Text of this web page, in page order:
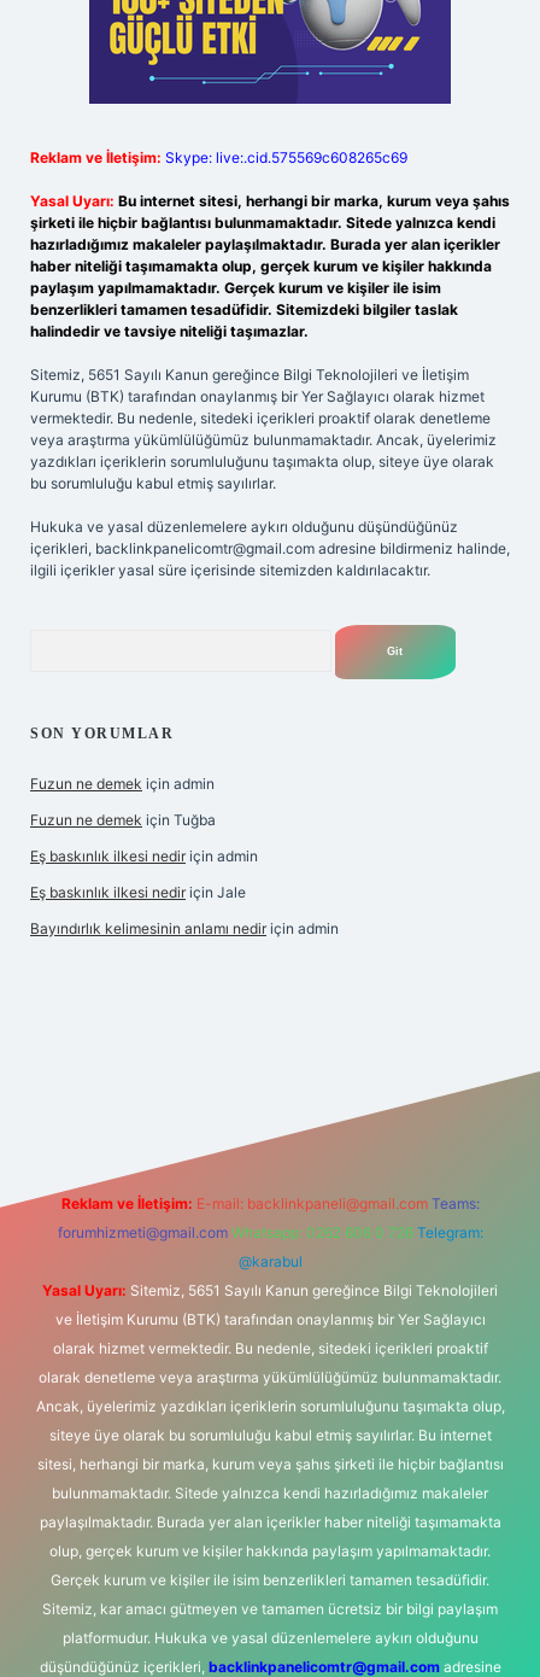
Reklam ve İletişim: Skype: live:.cid.575569c608265c69
Yasal Uyarı: Bu internet sitesi, herhangi bir marka, kurum veya şahıs
şirketi ile hiçbir bağlantısı bulunmamaktadır. Sitede yalnızca kendi
hazırladığımız makaleler paylaşılmaktadır. Burada yer alan içerikler
haber niteliği taşımamakta olup, gerçek kurum ve kişiler hakkında
paylaşım yapılmamaktadır. Gerçek kurum ve kişiler ile isim
benzerlikleri tamamen tesadüfidir. Sitemizdeki bilgiler taslak
halindedir ve tavsiye niteliği taşımazlar.
Sitemiz, 5651 Sayılı Kanun gereğince Bilgi Teknolojileri ve İletişim
Kurumu (BTK) tarafından onaylanmış bir Yer Sağlayıcı olarak hizmet
vermektedir. Bu nedenle, sitedeki içerikleri proaktif olarak denetleme
veya araştırma yükümlülüğümüz bulunmamaktadır. Ancak, üyelerimiz
yazdıkları içeriklerin sorumluluğunu taşımakta olup, siteye üye olarak
bu sorumluluğu kabul etmiş sayılırlar.
Hukuka ve yasal düzenlemelere aykırı olduğunu düşündüğünüz
içerikleri, backlinkpanelicomtr@gmail.com adresine bildirmeniz halinde,
ilgili içerikler yasal süre içerisinde sitemizden kaldırılacaktır.
SON YORUMLAR
Fuzun ne demek için admin
Fuzun ne demek için Tuğba
Eş baskınlık ilkesi nedir için admin
Eş baskınlık ilkesi nedir için Jale
Bayındırlık kelimesinin anlamı nedir için admin
Reklam ve İletişim: E-mail: backlinkpaneli@gmail.com Teams:
forumhizmeti@gmail.com Whatsapp: 0262 606 0 726 Telegram:
@karabul
Yasal Uyarı: Sitemiz, 5651 Sayılı Kanun gereğince Bilgi Teknolojileri
ve İletişim Kurumu (BTK) tarafından onaylanmış bir Yer Sağlayıcı
olarak hizmet vermektedir. Bu nedenle, sitedeki içerikleri proaktif
olarak denetleme veya araştırma yükümlülüğümüz bulunmamaktadır.
Ancak, üyelerimiz yazdıkları içeriklerin sorumluluğunu taşımakta olup,
siteye üye olarak bu sorumluluğu kabul etmiş sayılırlar. Bu internet
sitesi, herhangi bir marka, kurum veya şahıs şirketi ile hiçbir bağlantısı
bulunmamaktadır. Sitede yalnızca kendi hazırladığımız makaleler
paylaşılmaktadır. Burada yer alan içerikler haber niteliği taşımamakta
olup, gerçek kurum ve kişiler hakkında paylaşım yapılmamaktadır.
Gerçek kurum ve kişiler ile isim benzerlikleri tamamen tesadüfidir.
Sitemiz, kar amacı gütmeyen ve tamamen ücretsiz bir bilgi paylaşım
platformudur. Hukuka ve yasal düzenlemelere aykırı olduğunu
düşündüğünüz içerikleri, backlinkpanelicomtr@gmail.comadresine